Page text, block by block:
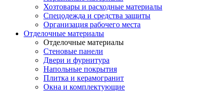
Хозтовары и расходные материалы
Спецодежда и средства защиты
Организация рабочего места
Отделочные материалы
Отделочные материалы
Стеновые панели
Двери и фурнитура
Напольные покрытия
Плитка и керамогранит
Окна и комплектующие